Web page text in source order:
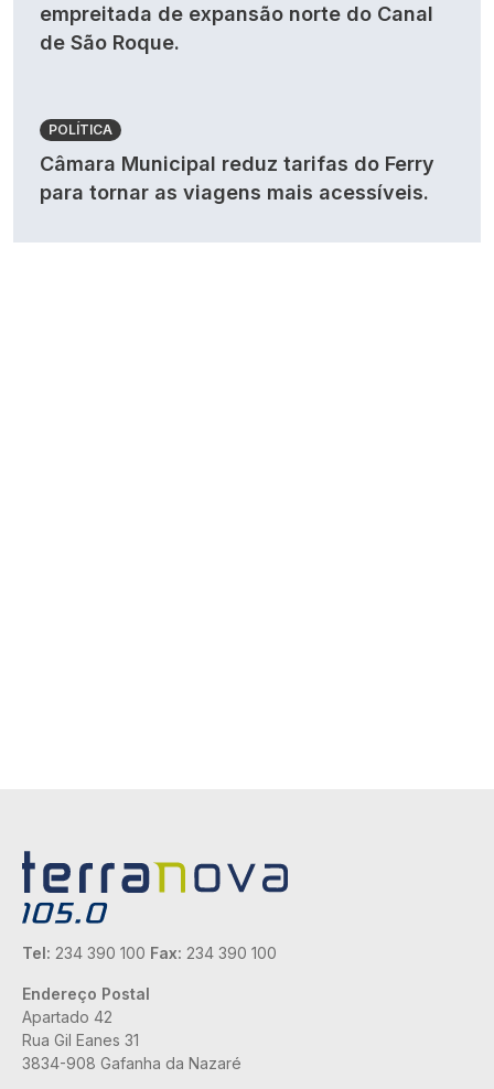
empreitada de expansão norte do Canal
de São Roque.
POLÍTICA
Câmara Municipal reduz tarifas do Ferry
para tornar as viagens mais acessíveis.
Tel: 234 390 100 Fax: 234 390 100
Endereço Postal
Apartado 42
Rua Gil Eanes 31
3834-908 Gafanha da Nazaré